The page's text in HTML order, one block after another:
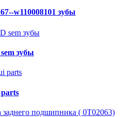
w110008101 зубы
зубы
parts